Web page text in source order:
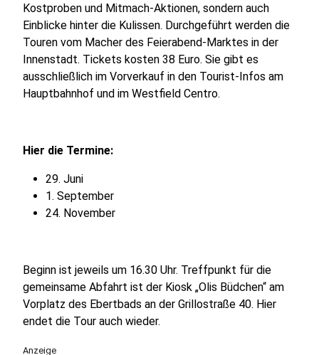
Kostproben und Mitmach-Aktionen, sondern auch
Einblicke hinter die Kulissen. Durchgeführt werden die
Touren vom Macher des Feierabend-Marktes in der
Innenstadt. Tickets kosten 38 Euro. Sie gibt es
ausschließlich im Vorverkauf in den Tourist-Infos am
Hauptbahnhof und im Westfield Centro.
Hier die Termine:
29. Juni
1. September
24. November
Beginn ist jeweils um 16.30 Uhr. Treffpunkt für die
gemeinsame Abfahrt ist der Kiosk „Olis Büdchen“ am
Vorplatz des Ebertbads an der Grillostraße 40. Hier
endet die Tour auch wieder.
Anzeige